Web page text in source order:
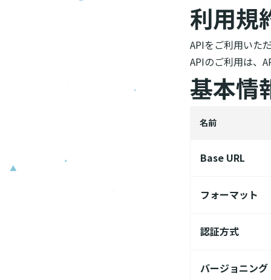
利用規
APIをご利用いた
APIのご利用は、
基本情
名前
Base URL
フォーマット
認証方式
バージョニング